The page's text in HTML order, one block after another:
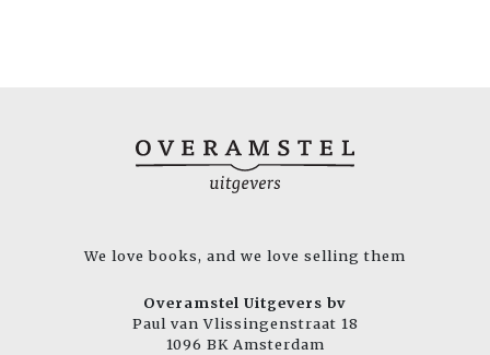
We love books, and we love selling them
Overamstel Uitgevers bv
Paul van Vlissingenstraat 18
1096 BK Amsterdam